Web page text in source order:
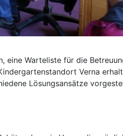
Warteliste für die
Verna
Lösungsansätze